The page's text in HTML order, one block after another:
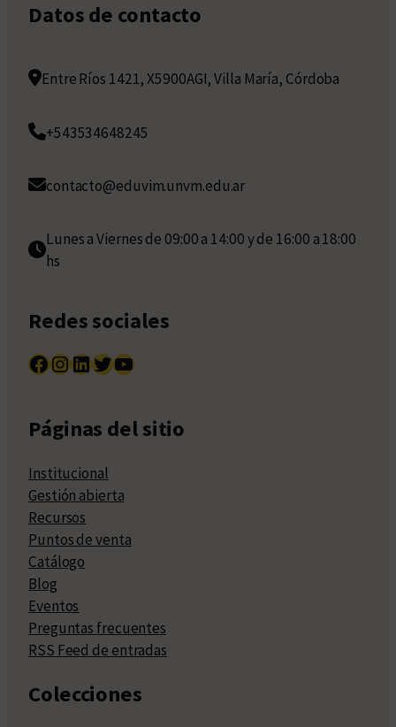
Datos de contacto
Entre Ríos 1421, X5900AGI, Villa María, Córdoba
+543534648245
contacto@eduvim.unvm.edu.ar
Lunes a Viernes de 09:00 a 14:00 y de 16:00 a 18:00
hs
Redes sociales
Facebook InstagramLinkedIn Twitter YouTube
Páginas del sitio
Institucional
Gestión abierta
Recursos
Puntos de venta
Catálogo
Blog
Eventos
Preguntas frecuentes
RSS Feed de entradas
Colecciones